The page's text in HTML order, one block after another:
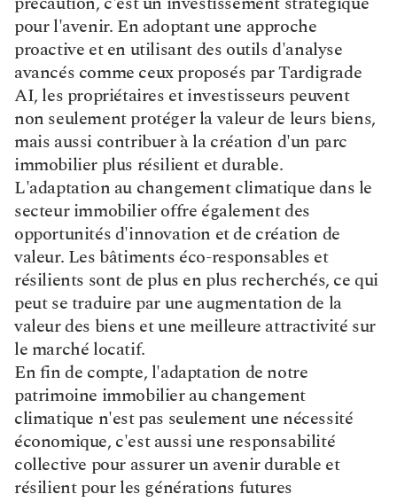
pour l'avenir. En adoptant une approche
proactive et en utilisant des outils d'analyse
avancés comme ceux proposés par Tardigrade
AI, les propriétaires et investisseurs peuvent
non seulement protéger la valeur de leurs biens,
mais aussi contribuer à la création d'un parc
immobilier plus résilient et durable.
L'adaptation au changement climatique dans le
secteur immobilier offre également des
opportunités d'innovation et de création de
valeur. Les bâtiments éco-responsables et
résilients sont de plus en plus recherchés, ce qui
peut se traduire par une augmentation de la
valeur des biens et une meilleure attractivité sur
le marché locatif.
En fin de compte, l'adaptation de notre
patrimoine immobilier au changement
climatique n'est pas seulement une nécessité
économique, c'est aussi une responsabilité
collective pour assurer un avenir durable et
résilient pour les générations futures